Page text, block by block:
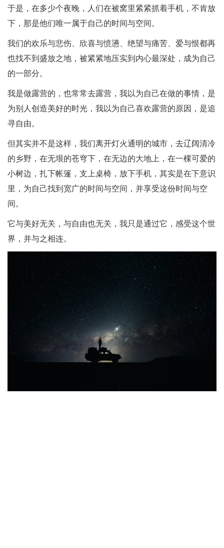
于是，在多少个夜晚，人们在被窝里紧紧抓着手机，不肯放
下，那是他们唯一属于自己的时间与空间。
我们的欢乐与悲伤、欣喜与愤懑、绝望与痛苦、爱与恨都再
也找不到盛放之地，被紧紧地压实到内心最深处，成为自己
的一部分。
我是做露营的，也常常去露营，我以为自己在做的事情，是
为别人创造美好的时光，我以为自己喜欢露营的原因，是追
寻自由。
但其实并不是这样，我们离开灯火通明的城市，去辽阔清冷
的乡野，在无垠的苍穹下，在无边的大地上，在一棵可爱的
小树边，扎下帐篷，支上桌椅，放下手机，其实是在下意识
里，为自己找到宽广的时间与空间，并享受这份时间与空
间。
它与美好无关，与自由也无关，我只是通过它，感受这个世
界，并与之相连。